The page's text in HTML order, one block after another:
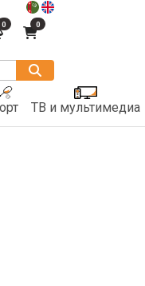
0 0
ТВ и мультимедиа